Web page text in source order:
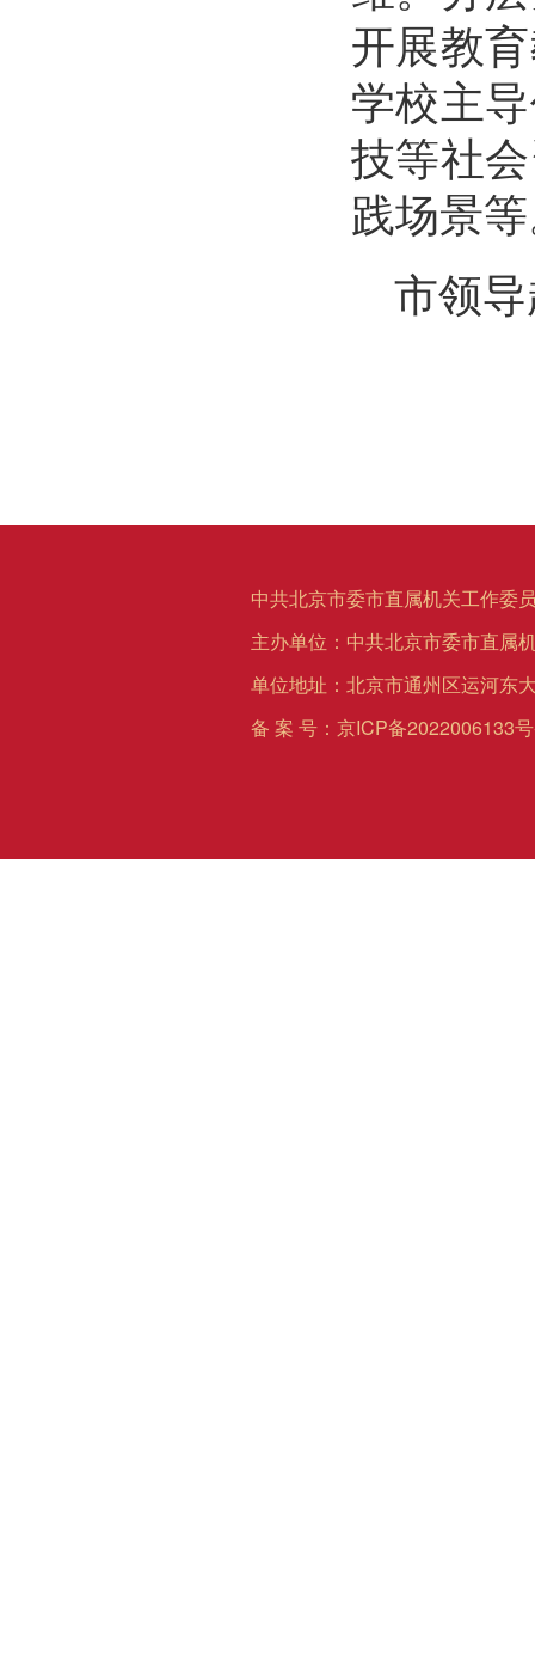
开展教
学校主
技等社
践场景
市领
中共北京市委市直属机关工作委
主办单位：中共北京市委市直属
单位地址：北京市通州区运河东
备 案 号： 京ICP备2022006133